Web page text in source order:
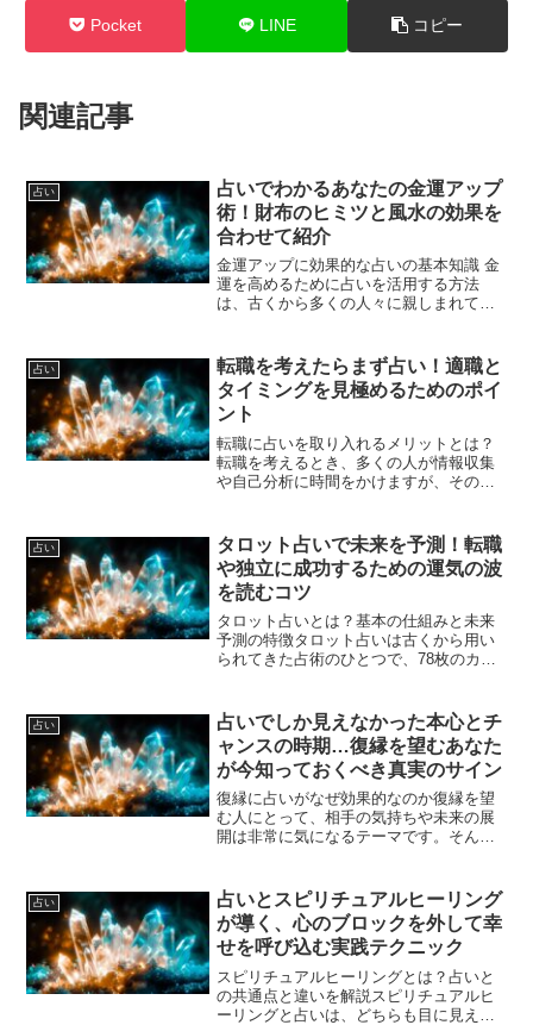
Pocket LINE コピー
関連記事
占い
占いでわかるあなたの金運アップ
術！財布のヒミツと風水の効果を
合わせて紹介
金運アップに効果的な占いの基本知識 金
運を高めるために占いを活用する方法
は、古くから多くの人々に親しまれてき
適切な行動を導く手助けとなります。金
運アップに関しては、特に...
占い
転職を考えたらまず占い！適職と
タイミングを見極めるためのポイ
ント
転職に占いを取り入れるメリットとは？
転職を考えるとき、多くの人が情報収集
や自己分析に時間をかけますが、その中
勢や未来予測だけでなく、自分の性格や
適性、タイミングを見極め...
占い
タロット占いで未来を予測！転職
や独立に成功するための運気の波
を読むコツ
タロット占いとは？基本の仕組みと未来
予測の特徴タロット占いは古くから用い
られてきた占術のひとつで、78枚のカー
ナと小アルカナがあり、それぞれに象徴
的な絵柄と意味が込めら...
占い
占いでしか見えなかった本心とチ
ャンスの時期…復縁を望むあなた
が今知っておくべき真実のサイン
復縁に占いがなぜ効果的なのか復縁を望
む人にとって、相手の気持ちや未来の展
開は非常に気になるテーマです。そんな
その理由を理解している人は意外と少な
いかもしれません。まず、...
占い
占いとスピリチュアルヒーリング
が導く、心のブロックを外して幸
せを呼び込む実践テクニック
スピリチュアルヒーリングとは？占いと
の共通点と違いを解説スピリチュアルヒ
ーリングと占いは、どちらも目に見えな